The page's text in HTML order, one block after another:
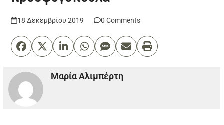
18 Δεκεμβρίου 2019 0 Comments
Μαρία Αλιμπέρτη